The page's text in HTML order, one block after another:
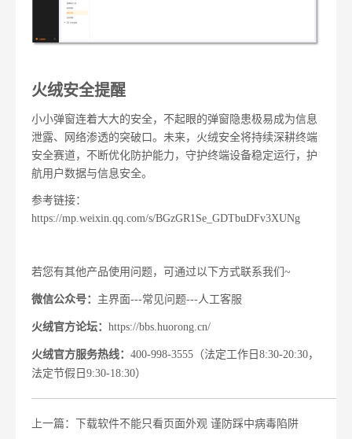
火绒安全提醒
小小弹窗连着大大的安全，不起眼的弹窗隐患极易成为信息
泄露、网络渗透的突破口。未来，火绒安全将持续深耕终端
安全赛道，不断优化防护能力，守护终端设备稳定运行，护
航用户数据与信息安全。
参考链接：
https://mp.weixin.qq.com/s/BGzGR1Se_GDTbuDFv3XUNg
若您有其他产品使用问题，可通过以下方式联系我们~
微信公众号： 主界面---常见问题---人工客服
火绒官方论坛： https://bbs.huorong.cn/
火绒官方服务热线： 400-998-3555（法定工作日8:30-20:30，
法定节假日9:30-18:30）
上一篇：下载软件不能只看页面外观 谨防踩中病毒陷阱